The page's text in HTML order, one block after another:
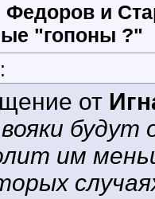
Федоров и
"гопоны ?"
от
им